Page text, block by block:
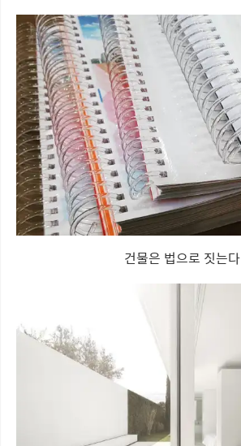
건물은 법으로 짓는다